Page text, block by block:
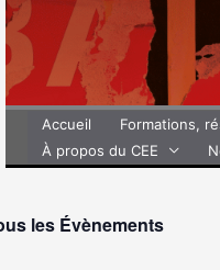
Accueil Formations,
À propos du CEE
les Évènements